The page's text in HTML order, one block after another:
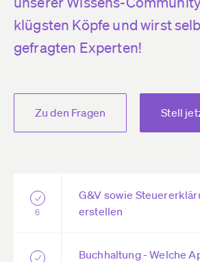
klügsten Köpfe und wirst
gefragten Experten!
Zu den Fragen Stell
6
G&V sowie
erstellen
Buchhaltung - Welche